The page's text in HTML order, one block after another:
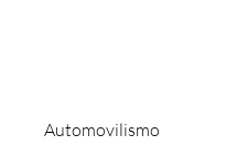
Automovilismo